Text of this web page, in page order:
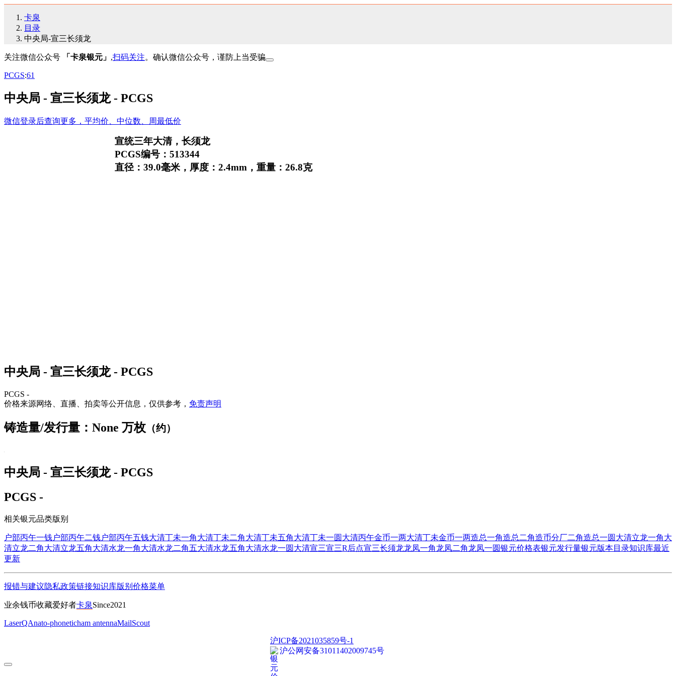
卡泉
目录
中央局-宣三长须龙
关注微信公众号 「卡泉银元」 ,扫码关注。确认微信公众号，谨防上当受骗
PCGS:61
中央局 - 宣三长须龙 - PCGS
微信登录后查询更多，平均价、中位数、周最低价
宣统三年大清，长须龙
PCGS编号：513344
直径：39.0毫米，厚度：2.4mm，重量：26.8克
中央局 - 宣三长须龙 - PCGS
PCGS -
价格来源网络、直播、拍卖等公开信息，仅供参考， 免责声明
铸造量/发行量：None 万枚 （约）
中央局 - 宣三长须龙 - PCGS
PCGS -
相关银元品类版别
户部丙午一钱户部丙午二钱户部丙午五钱大清丁未一角大清丁未二角大清丁未五角大清丁未一圆 大清丙午金币一两大清丁未金币一两造总一角造总二角造币分厂二角造总一圆 大清立龙一角大
清立龙二角大清立龙五角大清水龙一角大清水龙二角五大清水龙五角大清水龙一圆 大清宣三宣三R后点宣三长须龙龙凤一角龙凤二角龙凤一圆银元价格表银元发行量银元版本目录知识库最近
更新
报错与建议隐私政策链接知识库版别 价格菜单
业余钱币收藏爱好者卡泉Since2021
LaserQAnato-phoneticham antennaMailScout
沪ICP备2021035859号-1
沪公网安备31011402009745号